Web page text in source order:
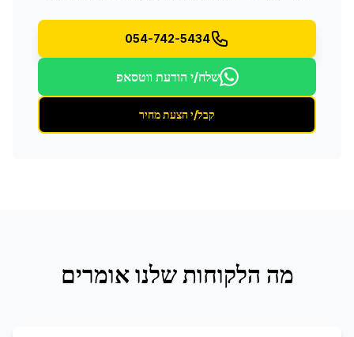
054-742-5434
שלח/י הודעת ווטסאפ
קבל/י הצעת מחיר
מה הלקוחות שלנו אומרים